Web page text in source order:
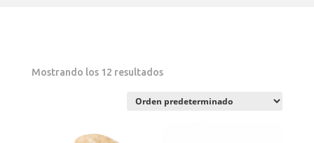
Mostrando los 12 resultados